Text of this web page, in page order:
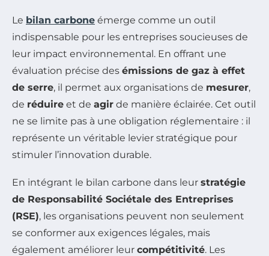
Le bilan carbone émerge comme un outil
indispensable pour les entreprises soucieuses de
leur impact environnemental. En offrant une
évaluation précise des émissions de gaz à effet
de serre, il permet aux organisations de mesurer,
de réduire et de agir de manière éclairée. Cet outil
ne se limite pas à une obligation réglementaire : il
représente un véritable levier stratégique pour
stimuler l’innovation durable.
En intégrant le bilan carbone dans leur stratégie
de Responsabilité Sociétale des Entreprises
(RSE), les organisations peuvent non seulement
se conformer aux exigences légales, mais
également améliorer leur compétitivité. Les